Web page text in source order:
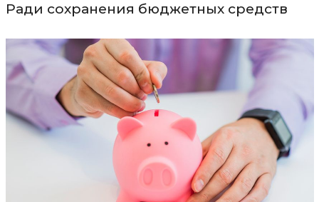
Ради сохранения бюджетных средств